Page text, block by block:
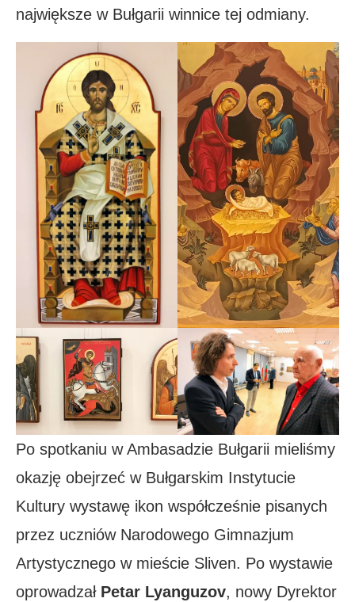
największe w Bułgarii winnice tej odmiany.
Po spotkaniu w Ambasadzie Bułgarii mieliśmy
okazję obejrzeć w Bułgarskim Instytucie
Kultury wystawę ikon współcześnie pisanych
przez uczniów Narodowego Gimnazjum
Artystycznego w mieście Sliven. Po wystawie
oprowadzał Petar Lyanguzov, nowy Dyrektor